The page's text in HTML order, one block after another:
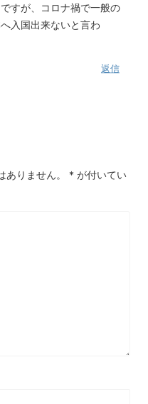
すが、コロナ禍で一般の
入国出来ないと言わ
返信
りません。 * が付いてい